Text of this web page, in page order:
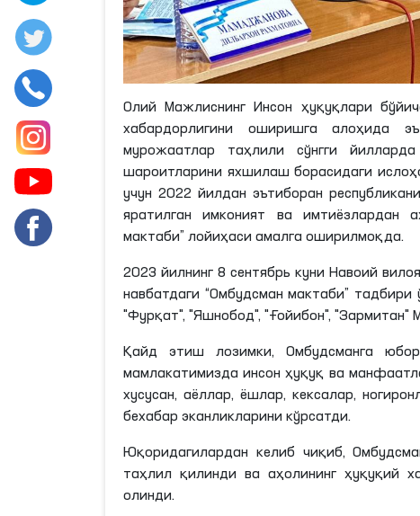
Олий Мажлиснинг Инсон ҳуқуқлари
хабардорлигини оширишга алоҳида
мурожаатлар таҳлили сўнгги
шароитларини яхшилаш борасидаги
учун 2022 йилдан эътиборан
яратилган имконият ва имтиёзлардан
мактаби” лойиҳаси амалга оширилмоқда.
2023 йилнинг 8 сентябрь куни Навоий
навбатдаги “Омбудсман мактаби”
"Фурқат", "Яшнобод", "Ғойибон", "Зармитан"
Қайд этиш лозимки, Омбудсманга
мамлакатимизда инсон ҳуқуқ ва
хусусан, аёллар, ёшлар, кексалар,
бехабар эканликларини кўрсатди.
Юқоридагилардан келиб чиқиб,
таҳлил қилинди ва аҳолининг ҳуқуқий
олинди.